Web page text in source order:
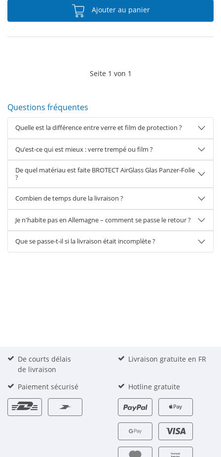
Ajouter au panier
Seite 1 von 1
Questions fréquentes
Quelle est la différence entre verre et film de protection ?
Qu’est-ce qui est mieux : verre trempé ou film ?
De quel matériau est faite BROTECT AirGlass Glas Panzer-Folie
?
Combien de temps dure la livraison ?
Je n'habite pas en Allemagne – comment se passe le retour ?
Que se passe-t-il si la livraison était incomplète ?
De courts délais
de livraison
Livraison gratuite en FR
Paiement sécurisé Hotline gratuite